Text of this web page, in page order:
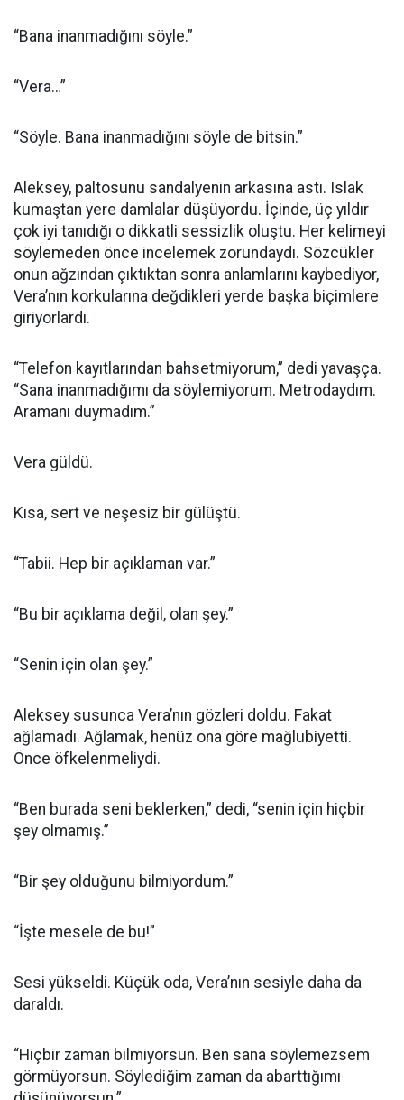
“Bana inanmadığını söyle.”
“Vera…”
“Söyle. Bana inanmadığını söyle de bitsin.”
Aleksey, paltosunu sandalyenin arkasına astı. Islak
kumaştan yere damlalar düşüyordu. İçinde, üç yıldır
çok iyi tanıdığı o dikkatli sessizlik oluştu. Her kelimeyi
söylemeden önce incelemek zorundaydı. Sözcükler
onun ağzından çıktıktan sonra anlamlarını kaybediyor,
Vera’nın korkularına değdikleri yerde başka biçimlere
giriyorlardı.
“Telefon kayıtlarından bahsetmiyorum,” dedi yavaşça.
“Sana inanmadığımı da söylemiyorum. Metrodaydım.
Aramanı duymadım.”
Vera güldü.
Kısa, sert ve neşesiz bir gülüştü.
“Tabii. Hep bir açıklaman var.”
“Bu bir açıklama değil, olan şey.”
“Senin için olan şey.”
Aleksey susunca Vera’nın gözleri doldu. Fakat
ağlamadı. Ağlamak, henüz ona göre mağlubiyetti.
Önce öfkelenmeliydi.
“Ben burada seni beklerken,” dedi, “senin için hiçbir
şey olmamış.”
“Bir şey olduğunu bilmiyordum.”
“İşte mesele de bu!”
Sesi yükseldi. Küçük oda, Vera’nın sesiyle daha da
daraldı.
“Hiçbir zaman bilmiyorsun. Ben sana söylemezsem
görmüyorsun. Söylediğim zaman da abarttığımı